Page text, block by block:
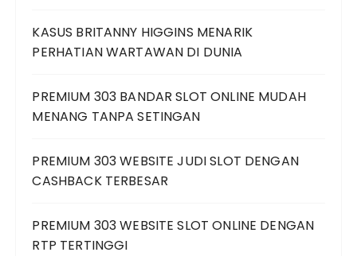
KASUS BRITANNY HIGGINS MENARIK
PERHATIAN WARTAWAN DI DUNIA
PREMIUM 303 BANDAR SLOT ONLINE MUDAH
MENANG TANPA SETINGAN
PREMIUM 303 WEBSITE JUDI SLOT DENGAN
CASHBACK TERBESAR
PREMIUM 303 WEBSITE SLOT ONLINE DENGAN
RTP TERTINGGI